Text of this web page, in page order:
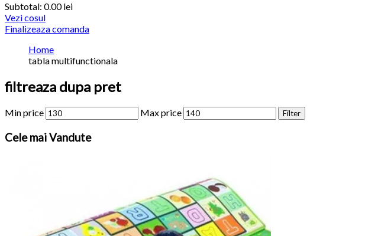
Subtotal: 0.00lei
Vezi cosul
Finalizeaza comanda
Home
tabla multifunctionala
filtreaza dupa pret
Min price Max price Filter
Celemai Vandute